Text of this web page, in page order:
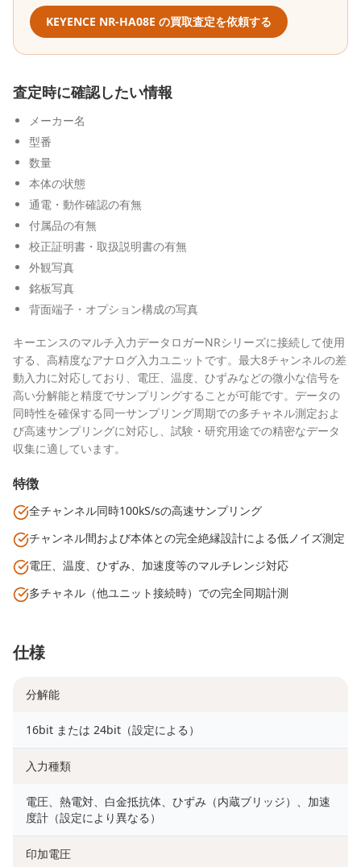
KEYENCE NR-HA08E の買取査定を依頼する
査定時に確認したい情報
メーカー名
型番
数量
本体の状態
通電・動作確認の有無
付属品の有無
校正証明書・取扱説明書の有無
外観写真
銘板写真
背面端子・オプション構成の写真
キーエンスのマルチ入力データロガーNRシリーズに接続して使用
する、高精度なアナログ入力ユニットです。最大8チャンネルの差
動入力に対応しており、電圧、温度、ひずみなどの微小な信号を
高い分解能と精度でサンプリングすることが可能です。データの
同時性を確保する同一サンプリング周期での多チャネル測定およ
び高速サンプリングに対応し、試験・研究用途での精密なデータ
収集に適しています。
特徴
全チャンネル同時100kS/sの高速サンプリング
チャンネル間および本体との完全絶縁設計による低ノイズ測定
電圧、温度、ひずみ、加速度等のマルチレンジ対応
多チャネル（他ユニット接続時）での完全同期計測
仕様
分解能
16bit または 24bit（設定による）
入力種類
電圧、熱電対、白金抵抗体、ひずみ（内蔵ブリッジ）、加速
度計（設定により異なる）
印加電圧